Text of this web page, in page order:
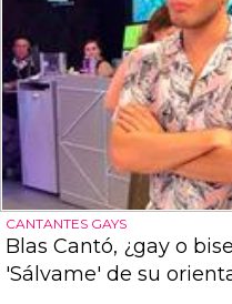
CANTANTES GAYS
Blas Cantó, ¿gay o
'Sálvame' de su